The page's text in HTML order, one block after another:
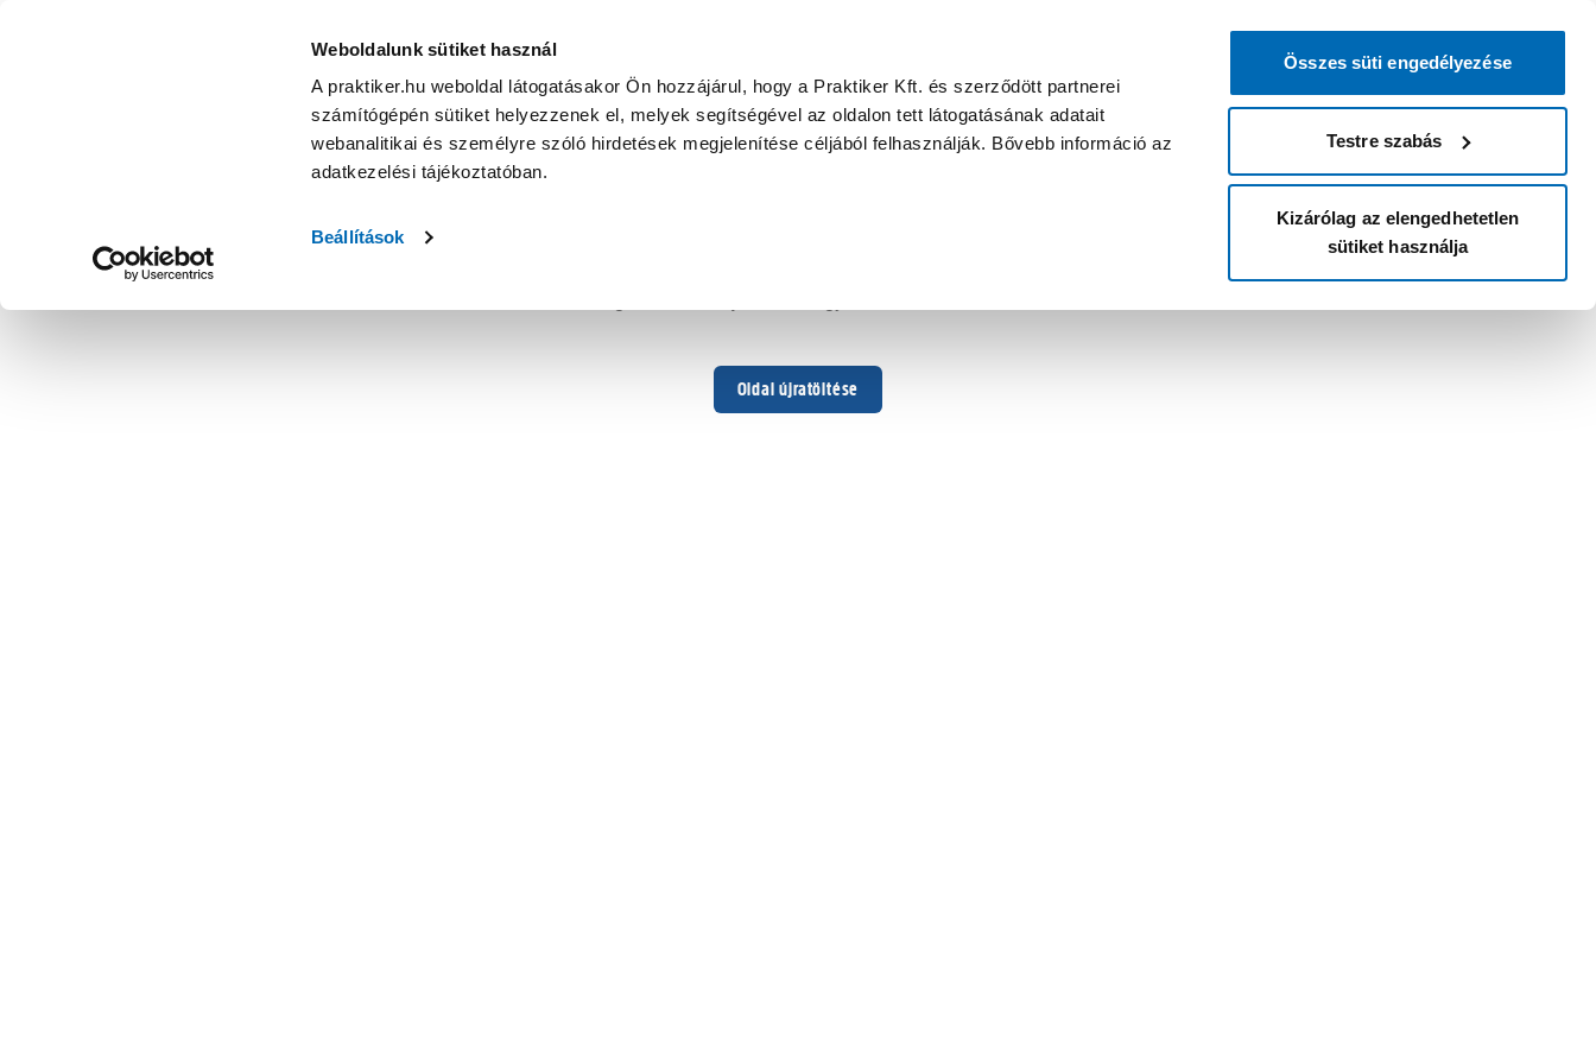
Weboldalunk sütiket használ
A praktiker.hu weboldal látogatásakor Ön hozzájárul, hogy a Praktiker Kft. és szerződött partnerei
számítógépén sütiket helyezzenek el, melyek segítségével az oldalon tett látogatásának adatait
webanalitikai és személyre szóló hirdetések megjelenítése céljából felhasználják. Bővebb információ az
adatkezelési tájékoztatóban.
Beállítások
Összes süti engedélyezése
Testre szabás
Kizárólag az elengedhetetlen
sütiket használja
Oldal újratöltése